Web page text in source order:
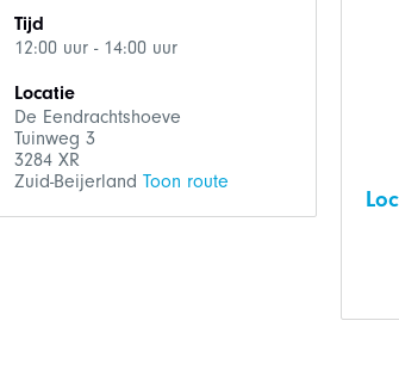
Tijd
12:00 uur - 14:00 uur
Locatie
De Eendrachtshoeve
Tuinweg 3
3284 XR
Zuid-Beijerland Toon route